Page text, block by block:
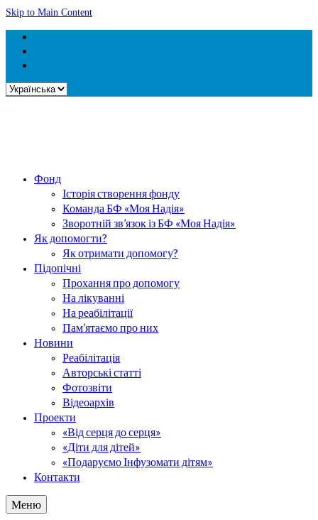
Skip to Main Content
Вибрати
Фонд
Історія створення фонду
Команда БФ «Моя Надія»
Зворотній зв’язок із БФ «Моя Надія»
Як допомогти?
Як отримати допомогу?
Підопічні
Прохання про допомогу
На лікуванні
На реабілітації
Пам’ятаємо про них
Новини
Реабілітація
Авторські статті
Фотозвіти
Відеоархів
Проекти
«Від серця до серця»
«Діти для дітей»
«Подаруємо Інфузомати дітям»
Контакти
Меню